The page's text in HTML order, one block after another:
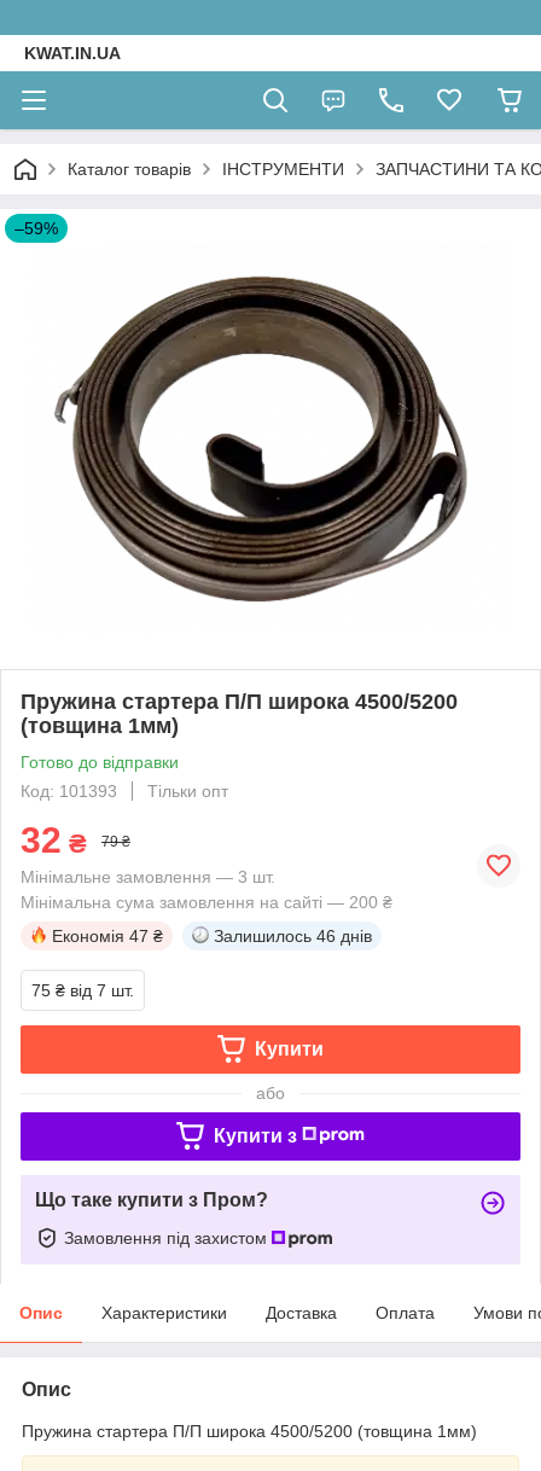
KWAT.IN.UA
Каталог товарів ІНСТРУМЕНТИ ЗАПЧАСТИНИ ТА
–59%
Пружина стартера П/П широка 4500/5200
(товщина 1мм)
Готово до відправки
Код: 101393
Тільки опт
32 ₴ 79 ₴
Мінімальне замовлення — 3 шт.
Мінімальна сума замовлення на сайті — 200 ₴
Економія 47 ₴ Залишилось 46 днів
75 ₴ від 7 шт.
Купити
або
Купити з
Що таке купити з Пром?
Замовлення під захистом
Опис Характеристики Доставка Оплата Умови
Опис
Пружина стартера П/П широка 4500/5200 (товщина 1мм)